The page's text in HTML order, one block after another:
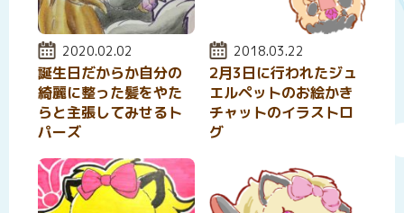
投稿日:
2020.02.02
誕生日だからか自分の
綺麗に整った髪をやた
らと主張してみせるト
パーズ
投稿日:
2018.03.22
2月3日に行われたジュ
エルペットのお絵かき
チャットのイラストロ
グ